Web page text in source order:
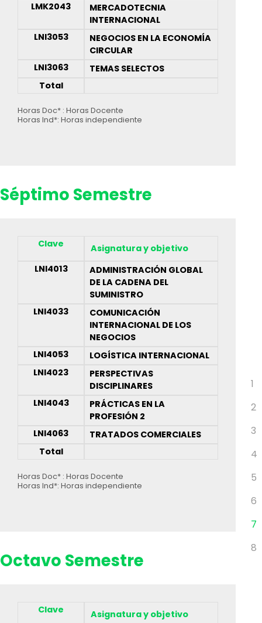
1
2
3
4
5
6
7
8
LMK2043
MERCADOTECNIA
INTERNACIONAL
LNI3053
NEGOCIOS EN LA ECONOMÍA
CIRCULAR
LNI3063
TEMAS SELECTOS
Total
Horas Doc* : Horas Docente
Horas Ind*: Horas independiente
Séptimo Semestre
Clave
Asignatura y objetivo
LNI4013
ADMINISTRACIÓN GLOBAL
DE LA CADENA DEL
SUMINISTRO
LNI4033
COMUNICACIÓN
INTERNACIONAL DE LOS
NEGOCIOS
LNI4053
LOGÍSTICA INTERNACIONAL
LNI4023
PERSPECTIVAS
DISCIPLINARES
LNI4043
PRÁCTICAS EN LA
PROFESIÓN 2
LNI4063
TRATADOS COMERCIALES
Total
Horas Doc* : Horas Docente
Horas Ind*: Horas independiente
Octavo Semestre
Clave
Asignatura y objetivo